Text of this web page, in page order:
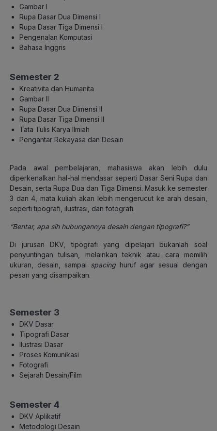
Gambar I
Rupa Dasar Dua Dimensi I
Rupa Dasar Tiga Dimensi I
Pengenalan Komputasi
Bahasa Inggris
Semester 2
Kreativita dan Humanita
Gambar II
Rupa Dasar Dua Dimensi II
Rupa Dasar Tiga Dimensi II
Tata Tulis Karya Ilmiah
Pengantar Rekayasa dan Desain
Pada awal pembelajaran, mahasiswa akan lebih dulu
diperkenalkan hal-hal mendasar seperti Dasar Seni Rupa dan
Desain, serta Rupa Dua dan Tiga Dimensi. Masuk ke semester
3 dan 4, mata kuliah akan lebih mengerucut ke arah desain,
seperti tipografi, ilustrasi, dan fotografi.
“Bentar, apa sih hubungannya desain dengan tipografi?”
Di jurusan DKV, tipografi yang dipelajari bukanlah soal
penyuntingan tulisan, melainkan teknik atau cara memilih
ukuran, desain, sampai spacing huruf agar sesuai dengan
pesan yang disampaikan.
Semester 3
DKV Dasar
Tipografi Dasar
Ilustrasi Dasar
Proses Komunikasi
Fotografi
Sejarah Desain/Film
Semester 4
DKV Aplikatif
Metodologi Desain